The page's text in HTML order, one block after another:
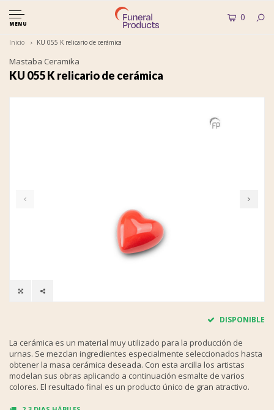
MENU
0
Inicio KU 055 K relicario de cerámica
Mastaba Ceramika
KU 055 K relicario de cerámica
DISPONIBLE
La cerámica es un material muy utilizado para la producción de
urnas. Se mezclan ingredientes especialmente seleccionados hasta
obtener la masa cerámica deseada. Con esta arcilla los artistas
modelan sus obras aplicando a continuación esmalte de varios
colores. El resultado final es un producto único de gran atractivo.